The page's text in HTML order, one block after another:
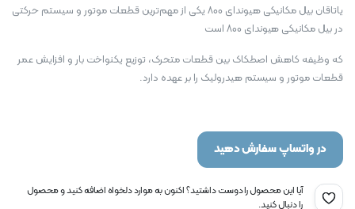
یاتاقان بیل مکانیکی هیوندای 800 یکی از مهم‌ترین قطعات موتور و سیستم حرکتی
در بیل مکانیکی هیوندای 800 است
که وظیفه کاهش اصطکاک بین قطعات متحرک، توزیع یکنواخت بار و افزایش عمر
قطعات موتور و سیستم هیدرولیک را بر عهده دارد.
در واتساپ سفارش دهید
آیا این محصول را دوست داشتید؟ اکنون به موارد دلخواه اضافه کنید و محصول
را دنبال کنید.